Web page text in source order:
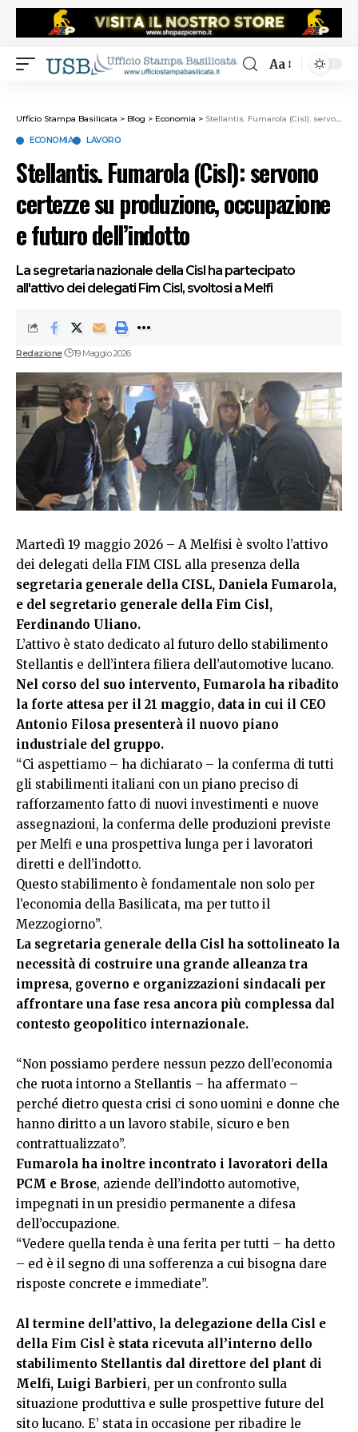
Aa
Ufficio Stampa Basilicata > Blog > Economia > Stellantis. Fumarola (Cisl): servono certezze su produzione, occupazione e futuro dell’indotto
ECONOMIA LAVORO
Stellantis. Fumarola (Cisl): servono
certezze su produzione, occupazione
e futuro dell’indotto
La segretaria nazionale della Cisl ha partecipato
all'attivo dei delegati Fim Cisl, svoltosi a Melfi
Redazione 19 Maggio 2026
Martedì 19 maggio 2026 – A Melfisi è svolto l’attivo
dei delegati della FIM CISL alla presenza della
segretaria generale della CISL, Daniela Fumarola,
e del segretario generale della Fim Cisl,
Ferdinando Uliano.
L’attivo è stato dedicato al futuro dello stabilimento
Stellantis e dell’intera filiera dell’automotive lucano.
Nel corso del suo intervento, Fumarola ha ribadito
la forte attesa per il 21 maggio, data in cui il CEO
Antonio Filosa presenterà il nuovo piano
industriale del gruppo.
“Ci aspettiamo – ha dichiarato – la conferma di tutti
gli stabilimenti italiani con un piano preciso di
rafforzamento fatto di nuovi investimenti e nuove
assegnazioni, la conferma delle produzioni previste
per Melfi e una prospettiva lunga per i lavoratori
diretti e dell’indotto.
Questo stabilimento è fondamentale non solo per
l’economia della Basilicata, ma per tutto il
Mezzogiorno”.
La segretaria generale della Cisl ha sottolineato la
necessità di costruire una grande alleanza tra
impresa, governo e organizzazioni sindacali per
affrontare una fase resa ancora più complessa dal
contesto geopolitico internazionale.
“Non possiamo perdere nessun pezzo dell’economia
che ruota intorno a Stellantis – ha affermato –
perché dietro questa crisi ci sono uomini e donne che
hanno diritto a un lavoro stabile, sicuro e ben
contrattualizzato”.
Fumarola ha inoltre incontrato i lavoratori della
PCM e Brose, aziende dell’indotto automotive,
impegnati in un presidio permanente a difesa
dell’occupazione.
“Vedere quella tenda è una ferita per tutti – ha detto
– ed è il segno di una sofferenza a cui bisogna dare
risposte concrete e immediate”.
Al termine dell’attivo, la delegazione della Cisl e
della Fim Cisl è stata ricevuta all’interno dello
stabilimento Stellantis dal direttore del plant di
Melfi, Luigi Barbieri, per un confronto sulla
situazione produttiva e sulle prospettive future del
sito lucano. E’ stata in occasione per ribadire le